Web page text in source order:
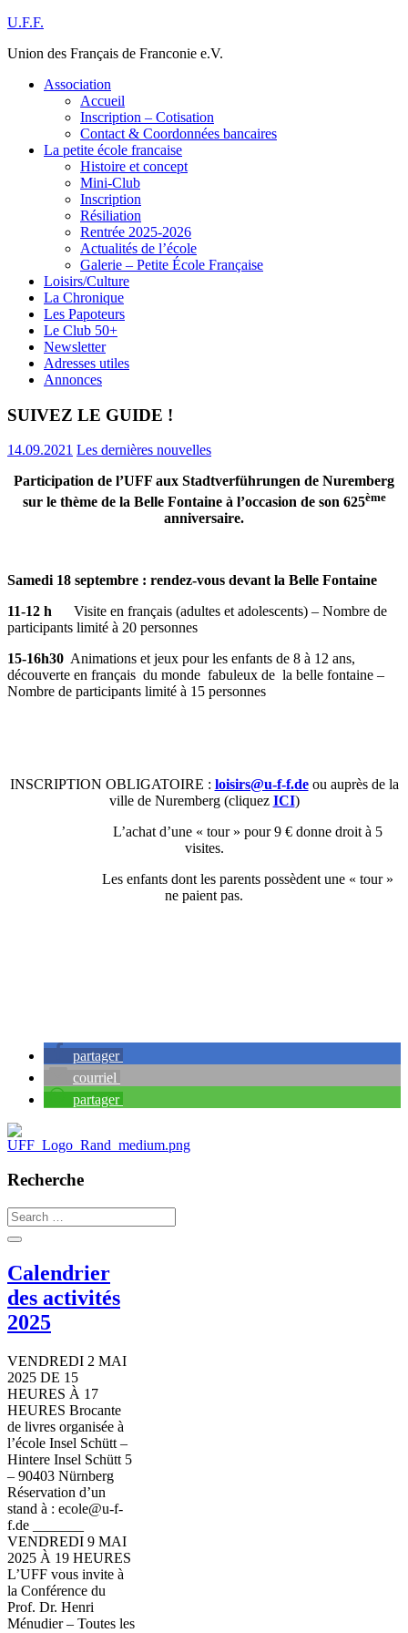
Skip
content
U.F.F.
Union des Français de Franconie e.V.
Association
Accueil
Inscription – Cotisation
Contact & Coordonnées bancaires
La petite école francaise
Histoire et concept
Mini-Club
Inscription
Résiliation
Rentrée 2025-2026
Actualités de l’école
Galerie – Petite École Française
Loisirs/Culture
La Chronique
Les Papoteurs
Le Club 50+
Newsletter
Adresses utiles
Annonces
SUIVEZ LE GUIDE !
14.09.2021 Les dernières nouvelles
Participation de l’UFF aux Stadtverführungen de Nuremberg
sur le thème de la Belle Fontaine à l’occasion de son 625ème
anniversaire.
Samedi 18 septembre : rendez-vous devant la Belle Fontaine
11-12 h Visite en français (adultes et adolescents) – Nombre de
participants limité à 20 personnes
15-16h30 Animations et jeux pour les enfants de 8 à 12 ans,
découverte en français du monde fabuleux de la belle fontaine –
Nombre de participants limité à 15 personnes
INSCRIPTION OBLIGATOIRE : loisirs@u-f-f.deou auprès de la
ville de Nuremberg (cliquez ICI)
L’achat d’une « tour » pour 9 € donne droit à 5
visites.
Les enfants dont les parents possèdent une « tour »
ne paient pas.
partager
courriel
partager
Recherche
Search
for:
Calendrier
des activités
2025
VENDREDI 2 MAI
2025 DE 15
HEURES À 17
HEURES Brocante
de livres organisée à
l’école Insel Schütt –
Hintere Insel Schütt 5
– 90403 Nürnberg
Réservation d’un
stand à : ecole@u-f-
f.de _______
VENDREDI 9 MAI
2025 À 19 HEURES
L’UFF vous invite à
la Conférence du
Prof. Dr. Henri
Ménudier – Toutes les